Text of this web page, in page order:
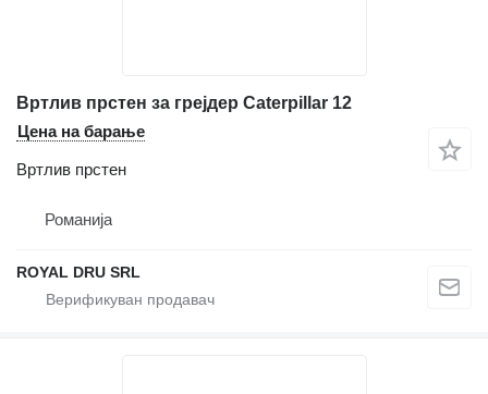
Вртлив прстен за грејдер Caterpillar 12
Цена на барање
Вртлив прстен
Романија
ROYAL DRU SRL